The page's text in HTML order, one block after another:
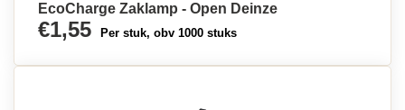
EcoCharge Zaklamp - Open Deinze
€1,55 Per stuk, obv 1000 stuks